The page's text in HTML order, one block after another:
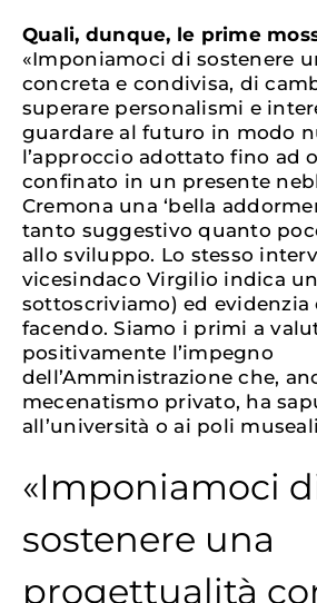
Quali, dunque, le prime
«Imponiamoci di sostenere
concreta e condivisa, di
superare personalismi e
guardare al futuro in modo
l’approccio adottato fino ad
confinato in un presente
Cremona una ‘bella
tanto suggestivo quanto
allo sviluppo. Lo stesso
vicesindaco Virgilio indica
sottoscriviamo) ed evidenzia
facendo. Siamo i primi a
positivamente l’impegno
dell’Amministrazione che,
mecenatismo privato, ha
all’università o ai poli
«Imponiamoci
sostenere una
progettualità